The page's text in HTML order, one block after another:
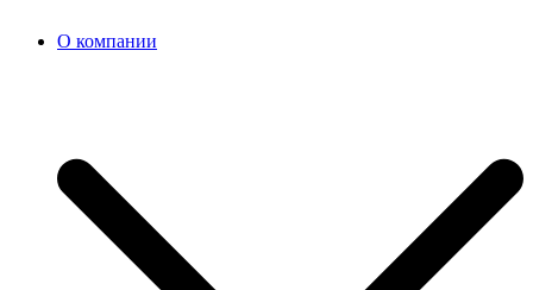
О компании